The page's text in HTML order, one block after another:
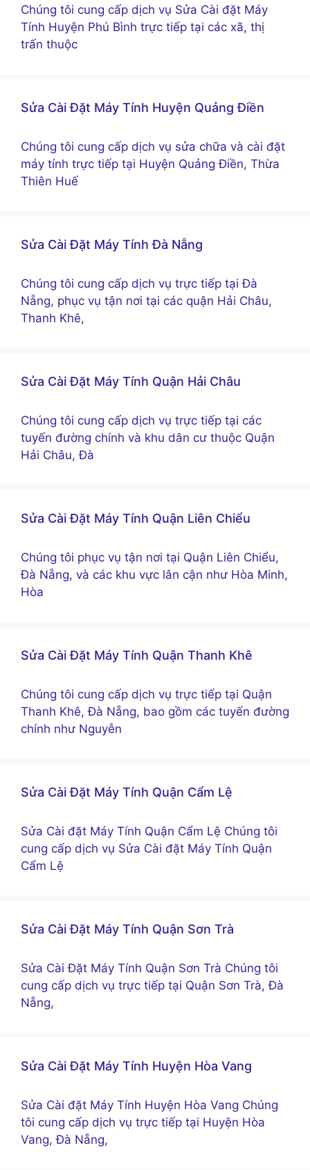
Chúng tôi cung cấp dịch vụ Sửa Cài đặt Máy
Tính Huyện Phú Bình trực tiếp tại các xã, thị
trấn thuộc
Sửa Cài Đặt Máy Tính Huyện Quảng Điền
Chúng tôi cung cấp dịch vụ sửa chữa và cài đặt
máy tính trực tiếp tại Huyện Quảng Điền, Thừa
Thiên Huế
Sửa Cài Đặt Máy Tính Đà Nẵng
Chúng tôi cung cấp dịch vụ trực tiếp tại Đà
Nẵng, phục vụ tận nơi tại các quận Hải Châu,
Thanh Khê,
Sửa Cài Đặt Máy Tính Quận Hải Châu
Chúng tôi cung cấp dịch vụ trực tiếp tại các
tuyến đường chính và khu dân cư thuộc Quận
Hải Châu, Đà
Sửa Cài Đặt Máy Tính Quận Liên Chiểu
Chúng tôi phục vụ tận nơi tại Quận Liên Chiểu,
Đà Nẵng, và các khu vực lân cận như Hòa Minh,
Hòa
Sửa Cài Đặt Máy Tính Quận Thanh Khê
Chúng tôi cung cấp dịch vụ trực tiếp tại Quận
Thanh Khê, Đà Nẵng, bao gồm các tuyến đường
chính như Nguyễn
Sửa Cài Đặt Máy Tính Quận Cẩm Lệ
Sửa Cài đặt Máy Tính Quận Cẩm Lệ Chúng tôi
cung cấp dịch vụ Sửa Cài đặt Máy Tính Quận
Cẩm Lệ
Sửa Cài Đặt Máy Tính Quận Sơn Trà
Sửa Cài Đặt Máy Tính Quận Sơn Trà Chúng tôi
cung cấp dịch vụ trực tiếp tại Quận Sơn Trà, Đà
Nẵng,
Sửa Cài Đặt Máy Tính Huyện Hòa Vang
Sửa Cài đặt Máy Tính Huyện Hòa Vang Chúng
tôi cung cấp dịch vụ trực tiếp tại Huyện Hòa
Vang, Đà Nẵng,